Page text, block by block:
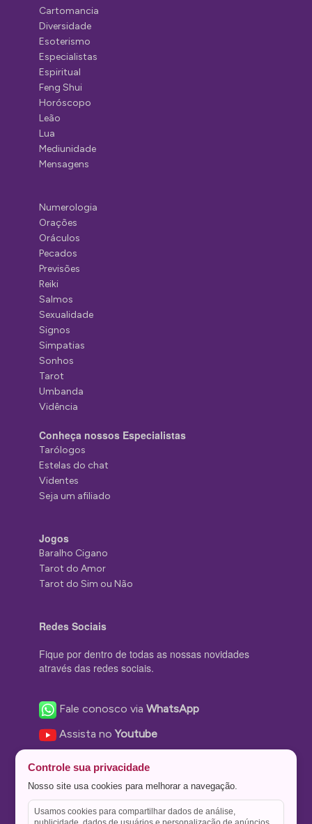
Cartomancia
Diversidade
Esoterismo
Especialistas
Espiritual
Feng Shui
Horóscopo
Leão
Lua
Mediunidade
Mensagens
Numerologia
Orações
Oráculos
Pecados
Previsões
Reiki
Salmos
Sexualidade
Signos
Simpatias
Sonhos
Tarot
Umbanda
Vidência
Conheça nossos Especialistas
Tarólogos
Estelas do chat
Videntes
Seja um afiliado
Jogos
Baralho Cigano
Tarot do Amor
Tarot do Sim ou Não
Redes Sociais
Fique por dentro de todas as nossas novidades
através das redes sociais.
Fale conosco viaWhatsApp
Assista noYoutube
Nos siga no Instagram
Nos siga noTwitter
Controle sua privacidade
Nosso site usa cookies para melhorar a navegação.
Usamos cookies para compartilhar dados de análise,